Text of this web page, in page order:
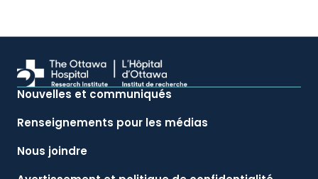
Nouvelles et communiqués
Renseignements pour les médias
Nous joindre